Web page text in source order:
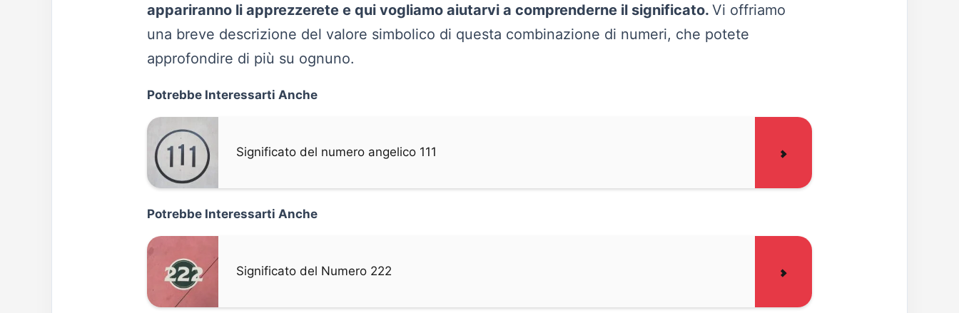
appariranno li apprezzerete e qui vogliamo aiutarvi a comprenderne il significato.Vi offriamo
una breve descrizione del valore simbolico di questa combinazione di numeri, che potete
approfondire di più su ognuno.
Potrebbe Interessarti Anche
Significato del numero angelico 111
Potrebbe Interessarti Anche
Significato del Numero 222